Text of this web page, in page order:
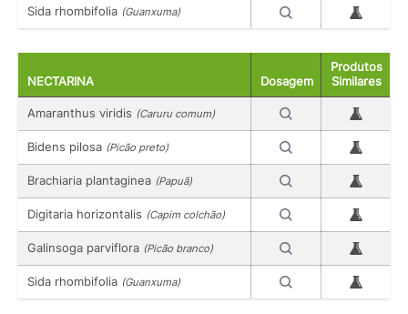
Sida rhombifolia (Guanxuma)
NECTARINA Dosagem
Produtos
Similares
Amaranthus viridis (Caruru comum)
Bidens pilosa (Picão preto)
Brachiaria plantaginea (Papuã)
Digitaria horizontalis (Capim colchão)
Galinsoga parviflora (Picão branco)
Sida rhombifolia (Guanxuma)